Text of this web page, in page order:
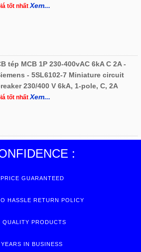
tốt nhấtXem...
tép MCB 1P 230-400vAC 6kA C 2A -
- 5SL6102-7 Miniature circuit
230/400 V 6kA, 1-pole, C, 2A
tốt nhấtXem...
:
GUARANTEED
HASSLE RETURN POLICY
QUALITY PRODUCTS
IN BUSINESS